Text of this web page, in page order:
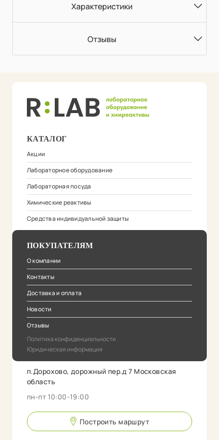
Характеристики
Отзывы
КАТАЛОГ
Акции
Лабораторное оборудование
Лабораторная посуда
Химические реактивы
Средства индивидуальной защиты
ПОКУПАТЕЛЯМ
О компании
Контакты
Доставка и оплата
Новости
Отзывы
Политика конфиденциальности
Юридическая информация
п.Дорохово, дорожный пер.д 7 Московская
область
пн-пт 10:00-19:00
Построить маршрут